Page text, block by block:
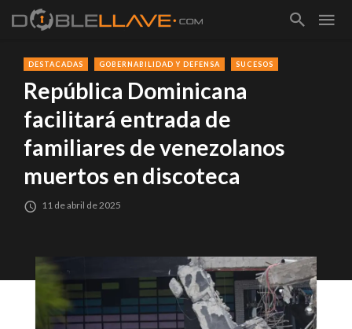
DESTACADAS GOBERNABILIDAD Y DEFENSA SUCESOS
República Dominicana
facilitará entrada de
familiares de venezolanos
muertos en discoteca
11 de abril de 2025